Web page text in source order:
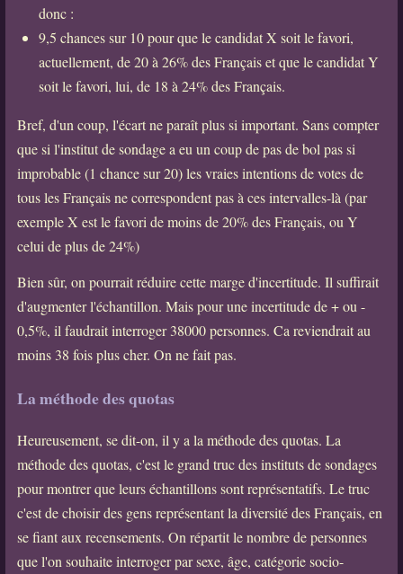
donc :
9,5 chances sur 10 pour que le candidat X soit le favori,
actuellement, de 20 à 26% des Français et que le candidat Y
soit le favori, lui, de 18 à 24% des Français.
Bref, d'un coup, l'écart ne paraît plus si important. Sans compter
que si l'institut de sondage a eu un coup de pas de bol pas si
improbable (1 chance sur 20) les vraies intentions de votes de
tous les Français ne correspondent pas à ces intervalles-là (par
exemple X est le favori de moins de 20% des Français, ou Y
celui de plus de 24%)
Bien sûr, on pourrait réduire cette marge d'incertitude. Il suffirait
d'augmenter l'échantillon. Mais pour une incertitude de + ou -
0,5%, il faudrait interroger 38000 personnes. Ca reviendrait au
moins 38 fois plus cher. On ne fait pas.
La méthode des quotas
Heureusement, se dit-on, il y a la méthode des quotas. La
méthode des quotas, c'est le grand truc des instituts de sondages
pour montrer que leurs échantillons sont représentatifs. Le truc
c'est de choisir des gens représentant la diversité des Français, en
se fiant aux recensements. On répartit le nombre de personnes
que l'on souhaite interroger par sexe, âge, catégorie socio-